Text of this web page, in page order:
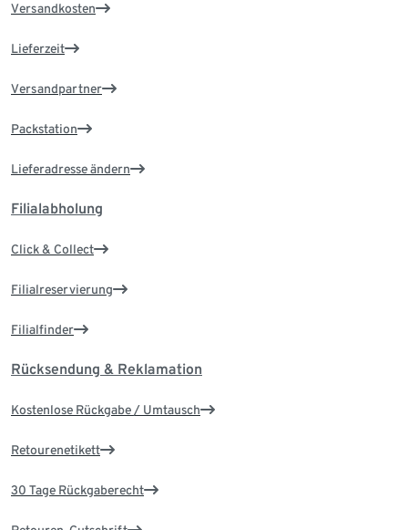
Versandkosten
Lieferzeit
Versandpartner
Packstation
Lieferadresse ändern
Filialabholung
Click & Collect
Filialreservierung
Filialfinder
Rücksendung & Reklamation
Kostenlose Rückgabe / Umtausch
Retourenetikett
30 Tage Rückgaberecht